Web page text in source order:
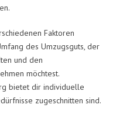
Faktoren
des Umzugsguts, der
und den
möchtest.
bietet dir individuelle
zugeschnitten sind.